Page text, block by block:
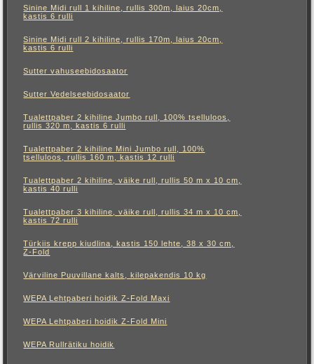
Sinine Midi rull 1 kihiline, rullis 300m, laius 20cm,
kastis 6 rulli
Sinine Midi rull 2 kihiline, rullis 170m, laius 20cm,
kastis 6 rulli
Sutter vahuseebidosaator
Sutter Vedelseebidosaator
Tualettpaber 2 kihiline Jumbo rull, 100% tselluloos,
rullis 320 m, kastis 6 rulli
Tualettpaber 2 kihiline Mini Jumbo rull, 100%
tselluloos, rullis 160 m, kastis 12 rulli
Tualettpaber 2 kihiline, väike rull, rullis 50 m x 10 cm,
kastis 40 rulli
Tualettpaber 3 kihiline, väike rull, rullis 34 m x 10 cm,
kastis 72 rulli
Türkiis krepp kiudlina, kastis 150 lehte, 38 x 30 cm,
Z-Fold
Värviline Puuvillane kalts, kilepakendis 10 kg
WEPA Lehtpaberi hoidik Z-Fold Maxi
WEPA Lehtpaberi hoidik Z-Fold Mini
WEPA Rullrätiku hoidik